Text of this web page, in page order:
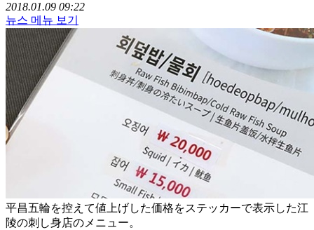
2018.01.09 09:22
뉴스 메뉴 보기
平昌五輪を控えて値上げした価格をステッカーで表示した江
陵の刺し身店のメニュー。